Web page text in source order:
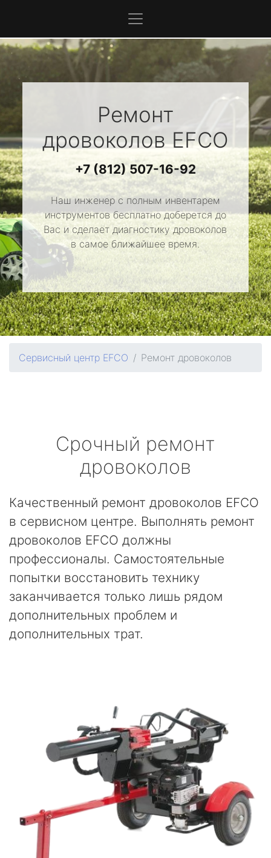
Ремонт
дровоколовEFCO
+7 (812) 507-16-92
Наш инженер с полным инвентарем
инструментов бесплатно доберется до
Вас и сделает диагностику дровоколов
в самое ближайшее время.
Сервисный центр EFCO Ремонт дровоколов
Срочный ремонт
дровоколов
Качественный ремонт дровоколов EFCO
в сервисном центре. Выполнять ремонт
дровоколов EFCO должны
профессионалы. Самостоятельные
попытки восстановить технику
заканчивается только лишь рядом
дополнительных проблем и
дополнительных трат.